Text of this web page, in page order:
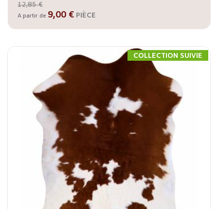
12,85 €
A partir de 9,00 € PIÈCE
COLLECTION SUIVIE